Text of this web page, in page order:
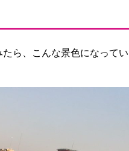
ら、こんな景色になってい